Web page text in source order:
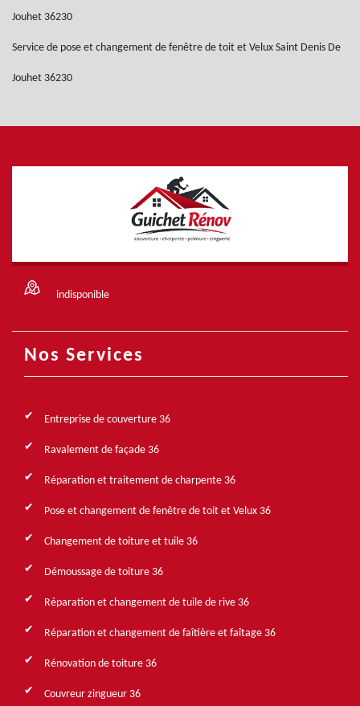
Jouhet 36230
Service de pose et changement de fenêtre de toit et Velux Saint Denis De
Jouhet 36230
indisponible
Nos Services
Entreprise de couverture 36
Ravalement de façade 36
Réparation et traitement de charpente 36
Pose et changement de fenêtre de toit et Velux 36
Changement de toiture et tuile 36
Démoussage de toiture 36
Réparation et changement de tuile de rive 36
Réparation et changement de faîtière et faîtage 36
Rénovation de toiture 36
Couvreur zingueur 36